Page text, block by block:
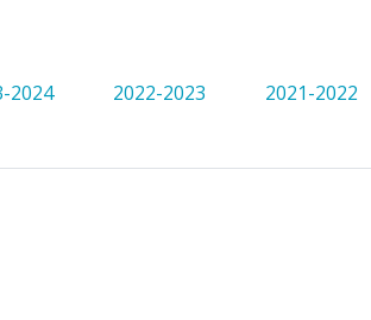
2024 2022-2023 2021-2022